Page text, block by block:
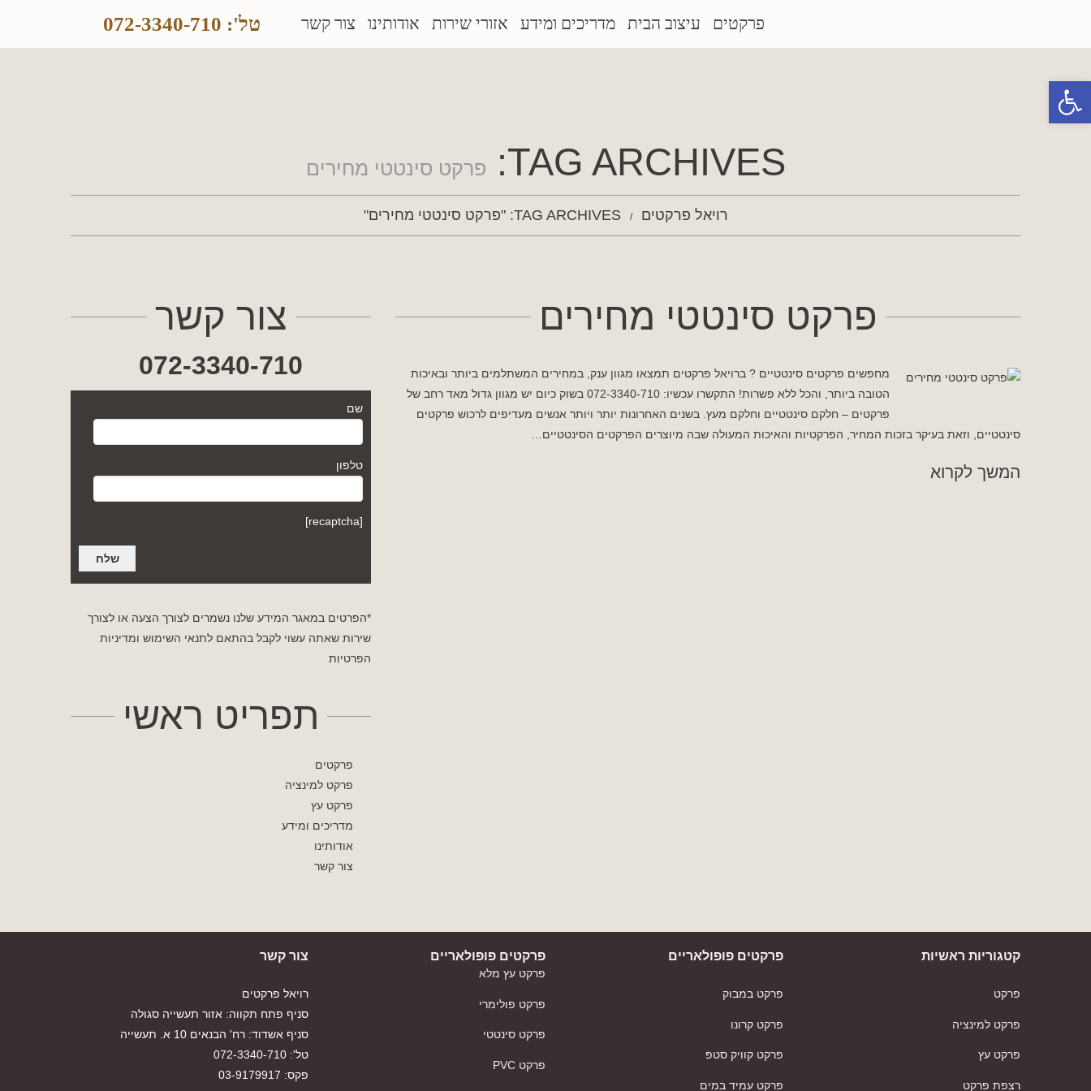
פרקטים עיצוב הבית מדריכים ומידע אזורי שירות אודותינו צור קשר טל': 072-3340-710
TAG ARCHIVES: פרקט סינטטי מחירים
רויאל פרקטים TAG ARCHIVES: "פרקט סינטטי מחירים"
פרקט סינטטי מחירים
מחפשים פרקטים סינטטיים ? ברויאל פרקטים תמצאו מגוון ענק, במחירים המשתלמים ביותר ובאיכות
הטובה ביותר, והכל ללא פשרות! התקשרו עכשיו: 072-3340-710 בשוק כיום יש מגוון גדול מאד רחב של
פרקטים – חלקם סינטטיים וחלקם מעץ. בשנים האחרונות יותר ויותר אנשים מעדיפים לרכוש פרקטים
סינטטיים, וזאת בעיקר בזכות המחיר, הפרקטיות והאיכות המעולה שבה מיוצרים הפרקטים הסינטטיים…
המשך לקרוא
צור קשר
072-3340-710
שם
טלפון
[recaptcha]
*הפרטים במאגר המידע שלנו נשמרים לצורך הצעה או לצורך
שירות שאתה עשוי לקבל בהתאם לתנאי השימוש ומדיניות
הפרטיות
תפריט ראשי
פרקטים
פרקט למינציה
פרקט עץ
מדריכים ומידע
אודותינו
צור קשר
קטגוריות ראשיות
פרקט
פרקט למינציה
פרקט עץ
רצפת פרקט
פרקטים פופולאריים
פרקט במבוק
פרקט קרונו
פרקט קוויק סטפ
פרקט עמיד במים
פרקטים פופולאריים
פרקט עץ מלא
פרקט פולימרי
פרקט סינטטי
פרקט PVC
צור קשר
רויאל פרקטים
סניף פתח תקווה: אזור תעשייה סגולה
סניף אשדוד: רח' הבנאים 10 א. תעשייה
טל': 072-3340-710
פקס: 03-9179917
פתח סרגל נגישות